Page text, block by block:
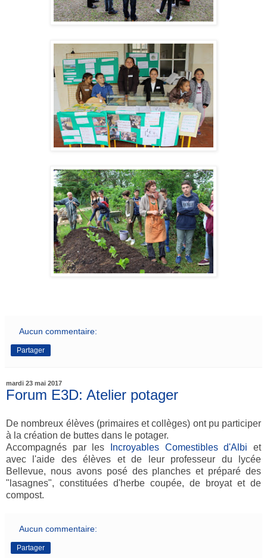
Aucun commentaire:
Partager
mardi 23 mai 2017
Forum E3D: Atelier potager
De nombreux élèves (primaires et collèges) ont pu participer
à la création de buttes dans le potager.
Accompagnés par les
Incroyables Comestibles d'Albi et
avec l'aide des élèves et de leur professeur du lycée
Bellevue, nous avons posé des planches et préparé des
"lasagnes", constituées d'herbe coupée, de broyat et de
compost.
Aucun commentaire:
Partager